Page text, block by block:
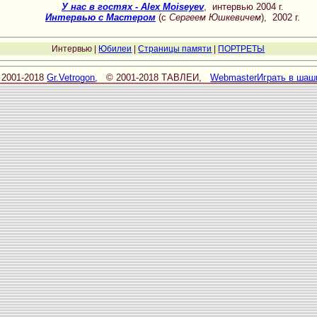
У нас в гостях - Alex Moiseyev, интервью 2004 г.
Интервью с Мастером(с Сергеем Юшкевичем), 2002 г.
Интервью | Юбилеи |Страницы памяти ПОРТРЕТЫ
2018Gr.Vetrogon , © 2001-2018 TАВЛЕИ,WebmasterИграть в